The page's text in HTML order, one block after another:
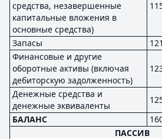
средства, незавершенные
капитальные вложения в
основные средства)
Запасы
Финансовые и другие
оборотные активы (включая
дебиторскую задолженность)
Денежные средства и
денежные эквиваленты
БАЛАНС
ПАССИВ